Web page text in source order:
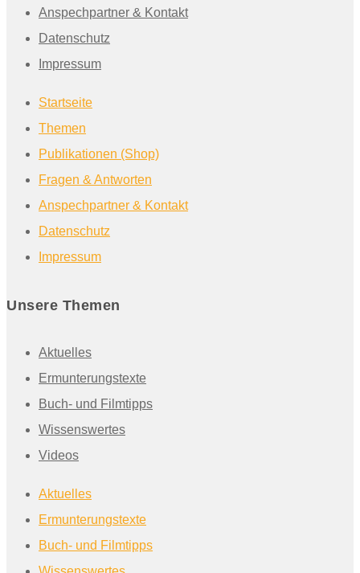
Anspechpartner & Kontakt
Datenschutz
Impressum
Startseite
Themen
Publikationen (Shop)
Fragen & Antworten
Anspechpartner & Kontakt
Datenschutz
Impressum
Unsere Themen
Aktuelles
Ermunterungstexte
Buch- und Filmtipps
Wissenswertes
Videos
Aktuelles
Ermunterungstexte
Buch- und Filmtipps